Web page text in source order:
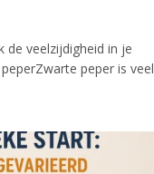
de veelzijdigheid in je
peper is veel